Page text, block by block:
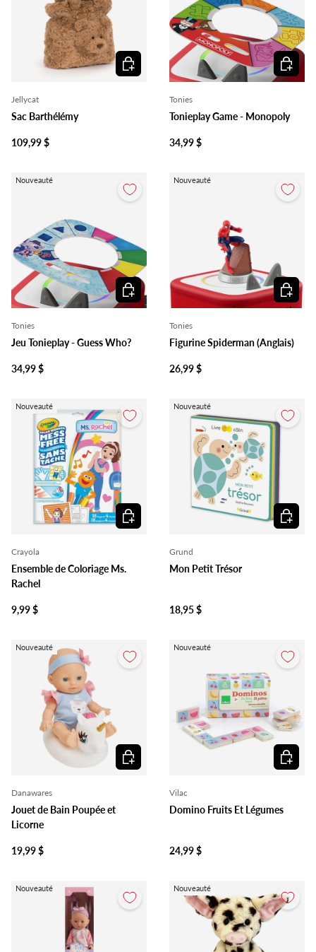
Jellycat
Sac Barthélémy
109,99 $
Ajouter au panier
Tonies
Tonieplay Game - Monopoly
34,99 $
Ajouter
Nouveauté
Tonies
Jeu Tonieplay - Guess Who?
34,99 $
Ajouter au panier
Nouveauté
Tonies
Figurine Spiderman (Anglais)
26,99 $
Ajouter
Nouveauté
Crayola
Ensemble de Coloriage Ms.
Rachel
9,99 $
Ajouter au panier
Nouveauté
Grund
Mon Petit Trésor
18,95 $
Ajouter
Nouveauté
Danawares
Jouet de Bain Poupée et
Licorne
19,99 $
Ajouter au panier
Nouveauté
Vilac
Domino Fruits Et Légumes
24,99 $
Ajouter
Nouveauté Nouveauté